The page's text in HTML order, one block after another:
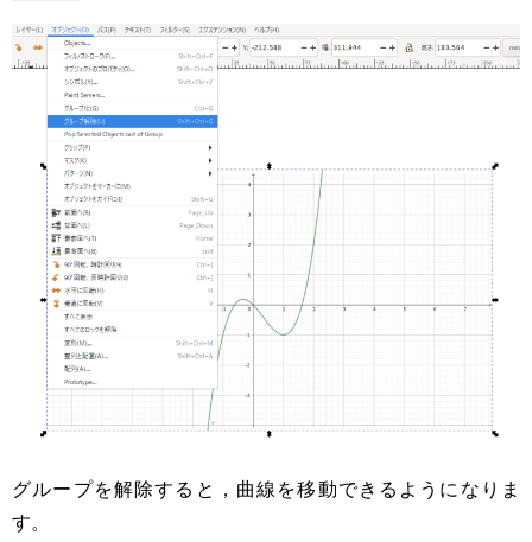
グループを解除すると，曲線を移動できるようになりま
す。